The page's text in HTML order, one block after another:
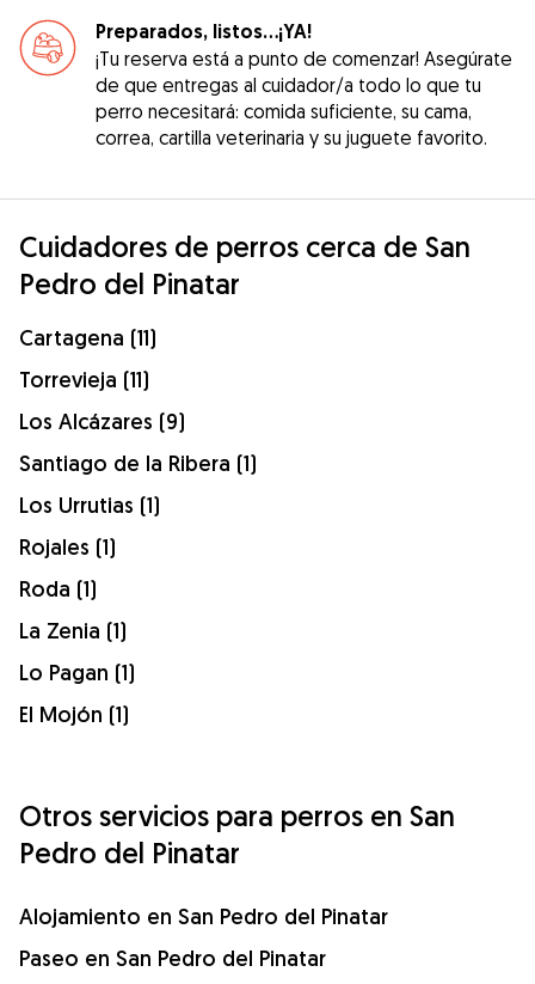
Preparados, listos...¡YA!
¡Tu reserva está a punto de comenzar! Asegúrate
de que entregas al cuidador/a todo lo que tu
perro necesitará: comida suficiente, su cama,
correa, cartilla veterinaria y su juguete favorito.
Cuidadores de perros cerca de San
Pedro del Pinatar
Cartagena (11)
Torrevieja (11)
Los Alcázares (9)
Santiago de la Ribera (1)
Los Urrutias (1)
Rojales (1)
Roda (1)
La Zenia (1)
Lo Pagan (1)
El Mojón (1)
Otros servicios para perros en San
Pedro del Pinatar
Alojamiento en San Pedro del Pinatar
Paseo en San Pedro del Pinatar